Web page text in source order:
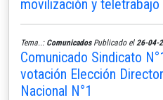
movilización y teletrabajo
Tema..: ComunicadosPublicado el 26-04-
Comunicado Sindicato
votación Elección
Nacional N°1